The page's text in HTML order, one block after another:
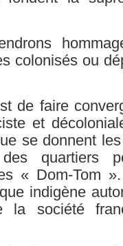
colonisés ou
de faire
et
se donnent
quartiers
« Dom-Tom
indigène
la société